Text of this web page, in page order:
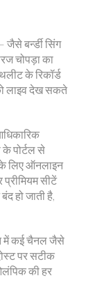
जैसे बर्न्डी सिंग
चोपड़ा का
के रिकॉर्ड
लाइव देख सकते
पोर्टल से
लिए ऑनलाइन
सीटें
हो जाती है,
में कई चैनल जैसे
पर सटीक
की हर